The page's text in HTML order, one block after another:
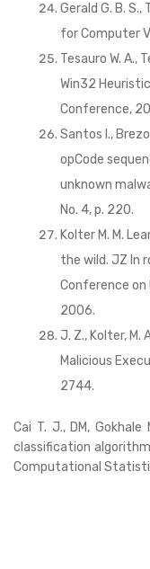
Gerald G. B.
for Computer
Tesauro W. A.,
Win32
Conference,
Santos I., Brezo
opCode
unknown
No. 4, p. 220.
Kolter M. M.
the wild. JZ In
Conference on
2006.
J. Z., Kolter,
Malicious
2744.
Cai T. J., DM,
classification
Computational